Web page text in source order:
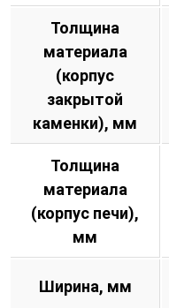
Толщина
материала
(корпус
закрытой
каменки), мм
Толщина
материала
(корпус печи),
мм
Ширина, мм